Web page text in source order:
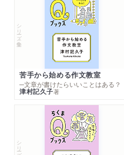
シリーズ・全集
苦手から始める作文教室
─文章が書けたらいいことはある？
津村記久子著
シリーズ・全集